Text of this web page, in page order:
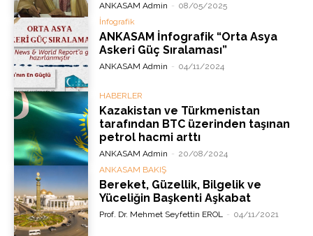
ANKASAM Admin - 08/05/2025
İnfografik
ANKASAM İnfografik “Orta Asya
Askeri Güç Sıralaması”
ANKASAM Admin - 04/11/2024
HABERLER
Kazakistan ve Türkmenistan
tarafından BTC üzerinden taşınan
petrol hacmi arttı
ANKASAM Admin - 20/08/2024
ANKASAM BAKIŞ
Bereket, Güzellik, Bilgelik ve
Yüceliğin Başkenti Aşkabat
Prof. Dr. Mehmet Seyfettin EROL - 04/11/2021